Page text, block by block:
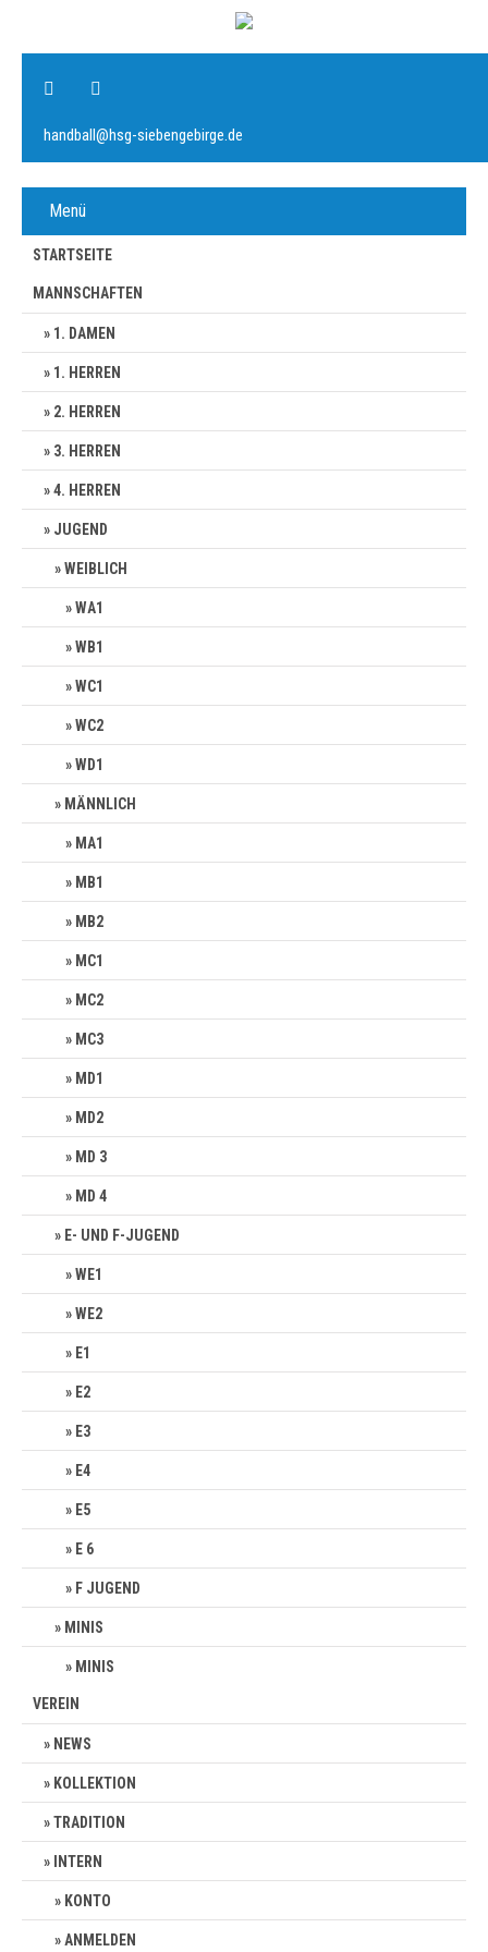
handball@hsg-siebengebirge.de
Menü
STARTSEITE
MANNSCHAFTEN
1. DAMEN
1. HERREN
2. HERREN
3. HERREN
4. HERREN
JUGEND
WEIBLICH
WA1
WB1
WC1
WC2
WD1
MÄNNLICH
MA1
MB1
MB2
MC1
MC2
MC3
MD1
MD2
MD 3
MD 4
E- UND F-JUGEND
WE1
WE2
E1
E2
E3
E4
E5
E 6
F JUGEND
MINIS
MINIS
VEREIN
NEWS
KOLLEKTION
TRADITION
INTERN
KONTO
ANMELDEN